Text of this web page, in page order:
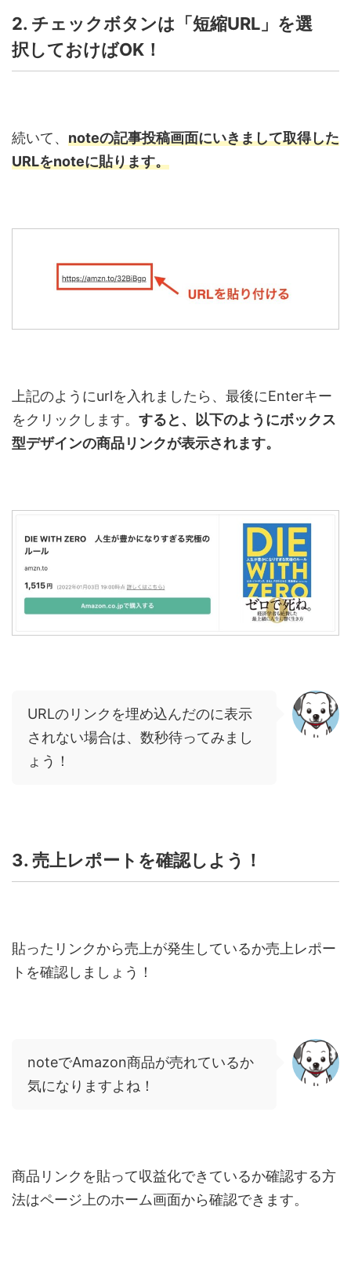
2. チェックボタンは「短縮URL」 を選
択しておけばOK！
続いて、 noteの記事投稿画面にいきまして取得した
URLをnoteに貼ります。
上記のようにurlを入れましたら、最後にEnterキー
をクリックします。 すると、以下のようにボックス
型デザインの商品リンクが表示されます。
URLのリンクを埋め込んだのに表示
されない場合は、数秒待ってみまし
ょう！
3. 売上レポートを確認しよう！
貼ったリンクから売上が発生しているか売上レポー
トを確認しましょう！
noteでAmazon商品が売れているか
気になりますよね！
商品リンクを貼って収益化できているか確認する方
法はページ上のホーム画面から確認できます。